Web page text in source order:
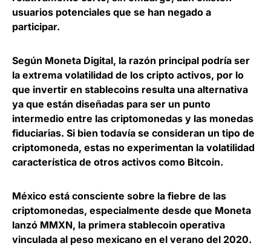
usuarios potenciales que se han negado a
participar.
Según Moneta Digital, la razón principal podría ser
la extrema volatilidad de los cripto activos, por lo
que invertir en stablecoins resulta una alternativa
ya que están diseñadas para ser un punto
intermedio entre las criptomonedas y las monedas
fiduciarias. Si bien todavía se consideran un tipo de
criptomoneda, estas no experimentan la volatilidad
característica de otros activos como Bitcoin.
México está consciente sobre la fiebre de las
criptomonedas, especialmente desde que Moneta
lanzó MMXN, la primera stablecoin operativa
vinculada al peso mexicano en el verano del 2020.